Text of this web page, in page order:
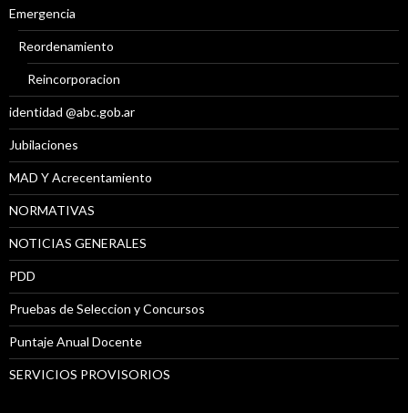
Emergencia
Reordenamiento
Reincorporacion
identidad @abc.gob.ar
Jubilaciones
MAD Y Acrecentamiento
NORMATIVAS
NOTICIAS GENERALES
PDD
Pruebas de Seleccion y Concursos
Puntaje Anual Docente
SERVICIOS PROVISORIOS